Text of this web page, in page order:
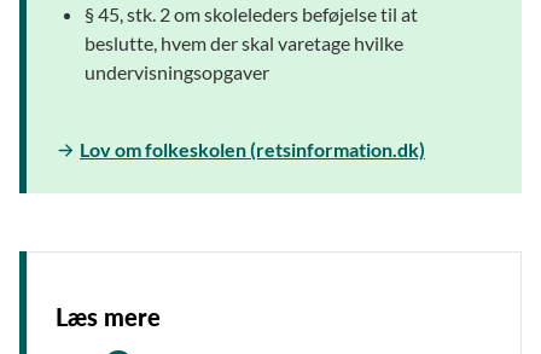
§ 45, stk. 2 om skoleleders beføjelse til at
beslutte, hvem der skal varetage hvilke
undervisningsopgaver
Lov om folkeskolen (retsinformation.dk)
Læs mere